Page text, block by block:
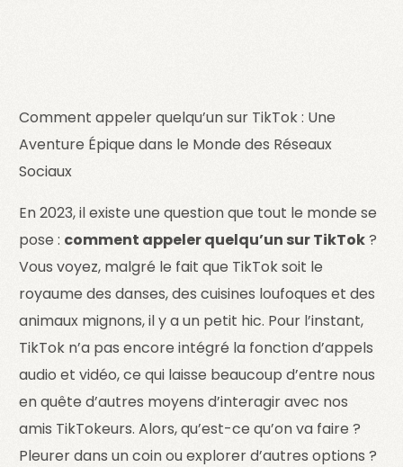
Comment appeler quelqu’un sur TikTok : Une
Aventure Épique dans le Monde des Réseaux
Sociaux
En 2023, il existe une question que tout le monde se
pose : comment appeler quelqu’un sur TikTok?
Vous voyez, malgré le fait que TikTok soit le
royaume des danses, des cuisines loufoques et des
animaux mignons, il y a un petit hic. Pour l’instant,
TikTok n’a pas encore intégré la fonction d’appels
audio et vidéo, ce qui laisse beaucoup d’entre nous
en quête d’autres moyens d’interagir avec nos
amis TikTokeurs. Alors, qu’est-ce qu’on va faire ?
Pleurer dans un coin ou explorer d’autres options ?